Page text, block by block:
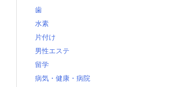
歯
水素
片付け
男性エステ
留学
病気・健康・病院